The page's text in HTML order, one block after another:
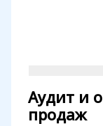
Аудит и
продаж